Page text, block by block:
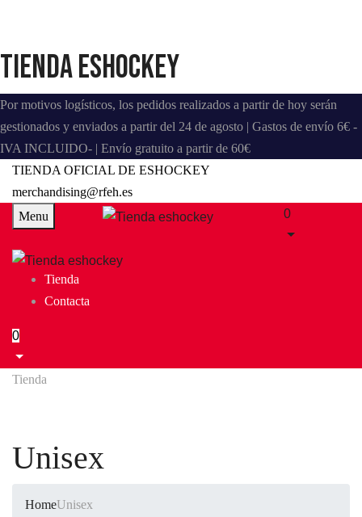
Tienda eshockey
Por motivos logísticos, los pedidos realizados a partir de hoy serán
gestionados y enviados a partir del 24 de agosto | Gastos de envío 6€ -
IVA INCLUIDO- | Envío gratuito a partir de 60€
TIENDA OFICIAL DE ESHOCKEY
merchandising@rfeh.es
Menu
0
Tienda
Contacta
0
Tienda
Unisex
HomeUnisex